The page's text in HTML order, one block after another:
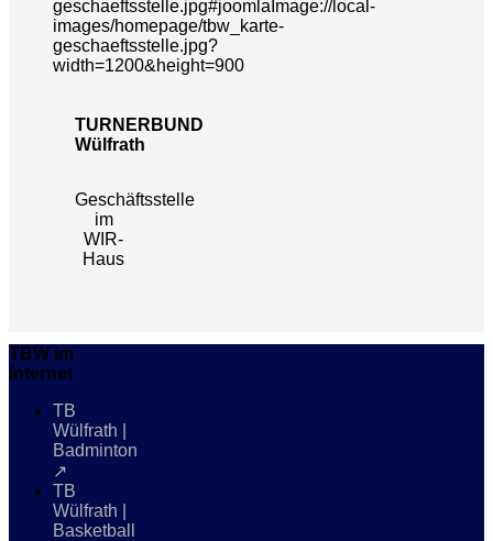
TURNERBUND
Wülfrath
Geschäftsstelle
im
WIR-
Haus
TBW im
Internet
TB
Wülfrath |
Badminton
↗
TB
Wülfrath |
Basketball